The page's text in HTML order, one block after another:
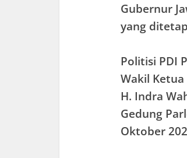
Gubernur
yang
Politisi PDI
Wakil Ketua
H. Indra
Gedung
Oktober